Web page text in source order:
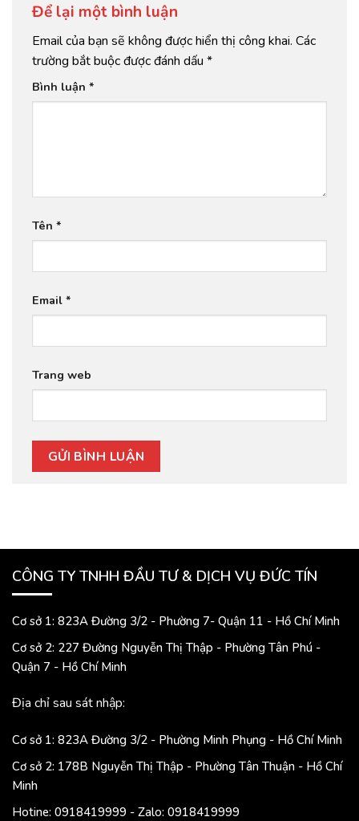
Để lại một bình luận
Email của bạn sẽ không được hiển thị công khai. Các
trường bắt buộc được đánh dấu *
Bình luận *
Tên *
Email *
Trang web
CÔNG TY TNHH ĐẦU TƯ & DỊCH VỤ ĐỨC TÍN
Cơ sở 1: 823A Đường 3/2 - Phường 7- Quận 11 - Hồ Chí Minh
Cơ sở 2: 227 Đường Nguyễn Thị Thập - Phường Tân Phú -
Quận 7 - Hồ Chí Minh
Địa chỉ sau sát nhập:
Cơ sở 1: 823A Đường 3/2 - Phường Minh Phụng - Hồ Chí Minh
Cơ sở 2: 178B Nguyễn Thị Thập - Phường Tân Thuận - Hồ Chí
Minh
Hotine: 0918419999 - Zalo: 0918419999